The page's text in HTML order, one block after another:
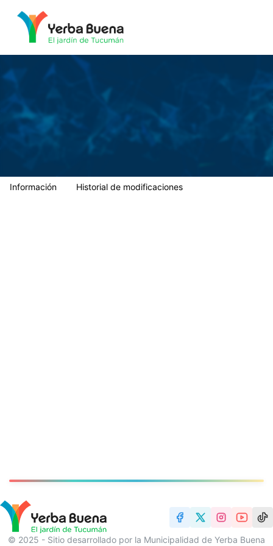
Información Historial de modificaciones
© 2025 - Sitio desarrollado por la Municipalidad de Yerba Buena